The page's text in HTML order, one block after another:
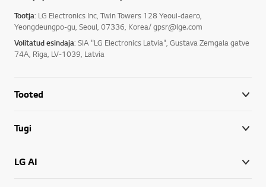
Tootja: LG Electronics Inc, Twin Towers 128 Yeoui-daero,
Yeongdeungpo-gu, Seoul, 07336, Korea/ gpsr@lge.com
Volitatud esindaja: SIA "LG Electronics Latvia", Gustava Zemgala gatve
74A, Rīga, LV-1039, Latvia
Tooted
Tugi
LG AI